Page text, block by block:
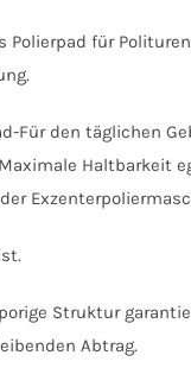
Polierpad für
Für den täglichen
Haltbarkeit
Struktur
Abtrag.